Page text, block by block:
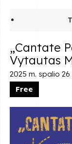
„Cantate
Vytautas
2025 m. spalio 26
Free